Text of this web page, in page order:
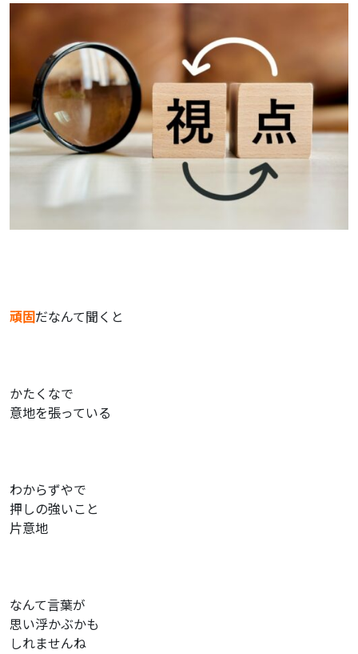
頑固だなんて聞くと
かたくなで
意地を張っている
わからずやで
押しの強いこと
片意地
なんて言葉が
思い浮かぶかも
しれませんね